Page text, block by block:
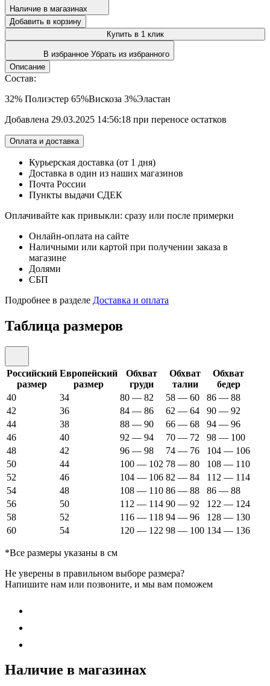
Наличие в магазинах
Добавить в корзину
Купить в 1 клик
В избранное Убрать из избранного
Описание
Состав:
32% Полиэстер 65%Вискоза 3%Эластан
Добавлена 29.03.2025 14:56:18 при переносе остатков
Оплата и доставка
Курьерская доставка (от 1 дня)
Доставка в один из наших магазинов
Почта России
Пункты выдачи СДЕК
Оплачивайте как привыкли: сразу или после примерки
Онлайн-оплата на сайте
Наличными или картой при получении заказа в
магазине
Долями
СБП
Подробнее в разделе Доставка и оплата
Таблица размеров
Российский
размер
Европейский
размер
Обхват
груди
Обхват
талии
Обхват
бедер
40
34 80 — 82 58 — 60
86 — 88
42
36 84 — 86 62 — 64
90 — 92
44
38 88 — 90 66 — 68
94 — 96
46
40 92 — 94 70 — 72
98 — 100
48
42 96 — 98 74 — 76
104 — 106
50
44 100 — 102 78 — 80
108 — 110
52
46 104 — 106 82 — 84
112 — 114
54
48 108 — 110 86 — 88
86 — 88
56
50 112 — 114 90 — 92
122 — 124
58
52 116 — 118 94 — 96
128 — 130
60
54 120 — 122 98 — 100 134 — 136
*Все размеры указаны в см
Не уверены в правильном выборе размера?
Напишите нам или позвоните, и мы вам поможем
Наличие в магазинах